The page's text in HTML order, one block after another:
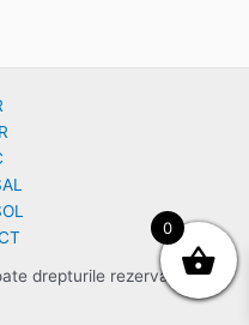
drepturile rezervate.
0